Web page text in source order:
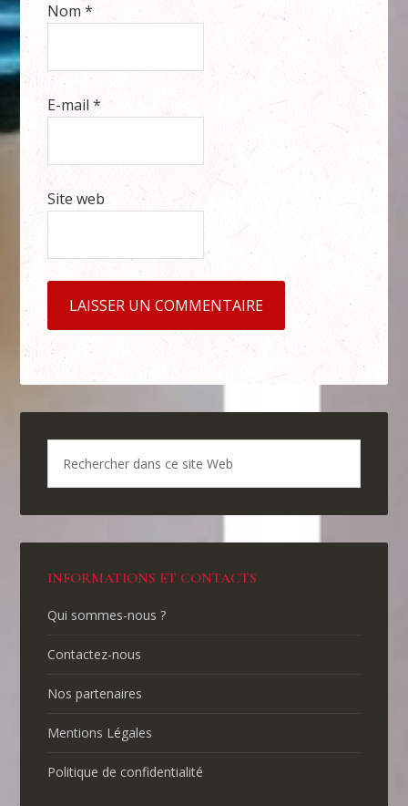
Nom*
E-mail*
Site web
INFORMATIONS ET CONTACTS
Qui sommes-nous ?
Contactez-nous
Nos partenaires
Mentions Légales
Politique de confidentialité